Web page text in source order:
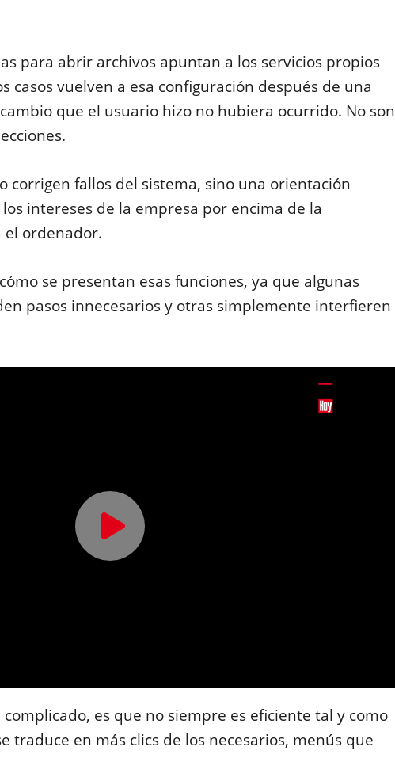
para abrir archivos apuntan a los servicios propios
casos vuelven a esa configuración después de una
que el usuario hizo no hubiera ocurrido. No son
corrigen fallos del sistema, sino una orientación
intereses de la empresa por encima de la
el ordenador.
se presentan esas funciones, ya que algunas
pasos innecesarios y otras simplemente interfieren
complicado, es que no siempre es eficiente tal y como
traduce en más clics de los necesarios, menús que